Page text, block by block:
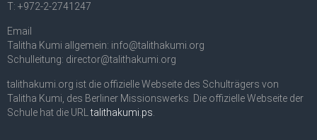
T: +972-2-2741247
Email
Talitha Kumi allgemein: info@talithakumi.org
Schulleitung: director@talithakumi.org
talithakumi.org ist die offizielle Webseite des Schulträgers von
Talitha Kumi, des Berliner Missionswerks. Die offizielle Webseite der
Schule hat die URLtalithakumi.ps.